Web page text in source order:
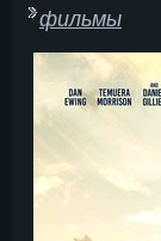
фильмы